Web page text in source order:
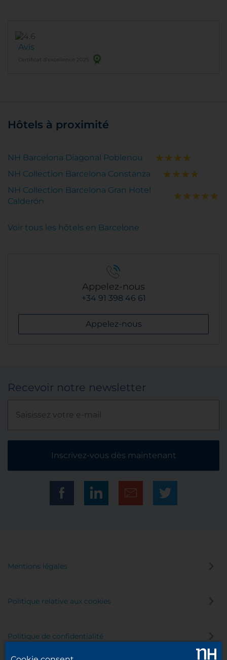
Avis
Certificat d’excellence 2025
Hôtels à proximité
NH Barcelona Diagonal Poblenou
NH Collection Barcelona Constanza
NH Collection Barcelona Gran Hotel
Calderón
Voir tous les hôtels en Barcelone
Appelez-nous
+34 91 398 46 61
Appelez-nous
Recevoir notre newsletter
Inscrivez-vous dès maintenant
Mentions légales
Politique relative aux cookies
Politique de confidentialité